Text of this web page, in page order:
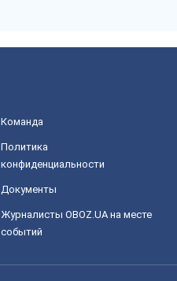
Команда
Политика
конфиденциальности
Документы
Журналисты OBOZ.UA на месте
событий